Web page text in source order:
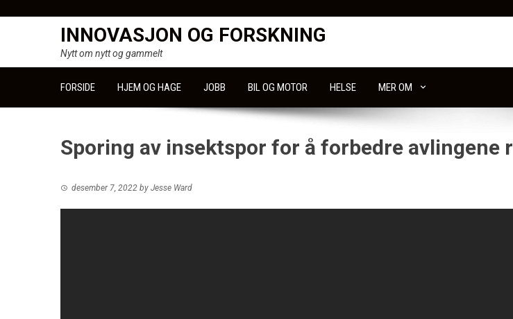
INNOVASJON OG FORSKNING
Nytt om nytt og gammelt
FORSIDE HJEM OG HAGE JOBB BIL OG MOTOR HELSE MER OM
Sporing av insektspor for å forbedre avlingene r
desember 7, 2022 by Jesse Ward